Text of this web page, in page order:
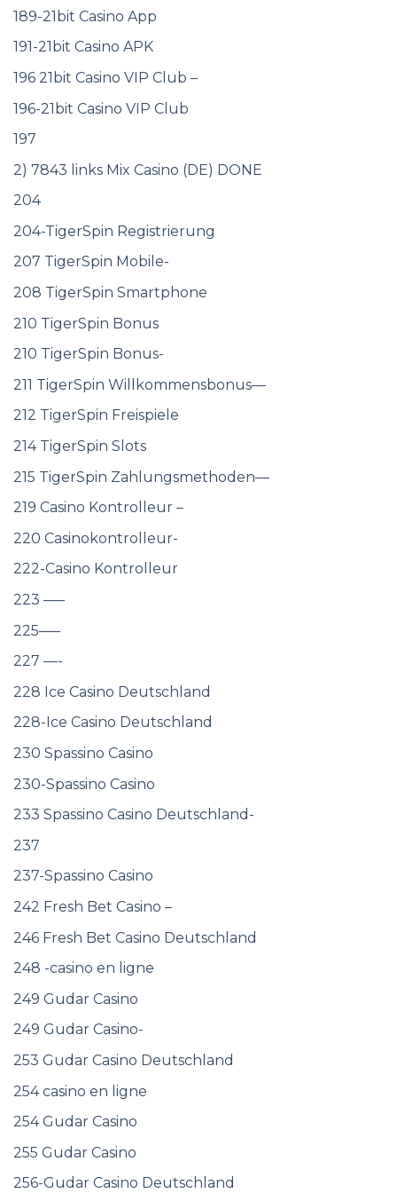
189-21bit Casino App
191-21bit Casino APK
196 21bit Casino VIP Club –
196-21bit Casino VIP Club
197
2) 7843 links Mix Casino (DE) DONE
204
204-TigerSpin Registrierung
207 TigerSpin Mobile-
208 TigerSpin Smartphone
210 TigerSpin Bonus
210 TigerSpin Bonus-
211 TigerSpin Willkommensbonus—
212 TigerSpin Freispiele
214 TigerSpin Slots
215 TigerSpin Zahlungsmethoden—
219 Casino Kontrolleur –
220 Casinokontrolleur-
222-Casino Kontrolleur
223 —–
225—–
227 —-
228 Ice Casino Deutschland
228-Ice Casino Deutschland
230 Spassino Casino
230-Spassino Casino
233 Spassino Casino Deutschland-
237
237-Spassino Casino
242 Fresh Bet Casino –
246 Fresh Bet Casino Deutschland
248 -casino en ligne
249 Gudar Casino
249 Gudar Casino-
253 Gudar Casino Deutschland
254 casino en ligne
254 Gudar Casino
255 Gudar Casino
256-Gudar Casino Deutschland